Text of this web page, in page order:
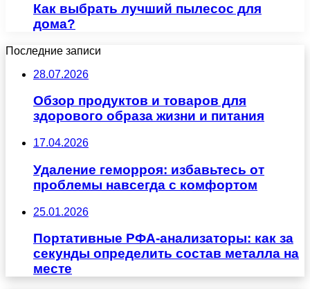
Как выбрать лучший пылесос для
дома?
Последние записи
28.07.2026
Обзор продуктов и товаров для
здорового образа жизни и питания
17.04.2026
Удаление геморроя: избавьтесь от
проблемы навсегда с комфортом
25.01.2026
Портативные РФА-анализаторы: как за
секунды определить состав металла на
месте